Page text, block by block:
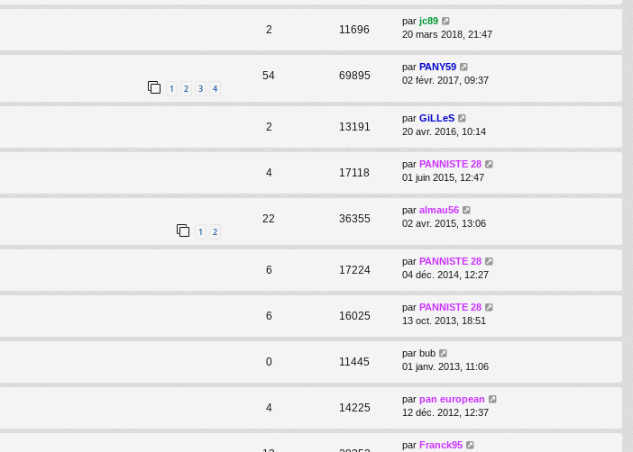
2 11696
par jc89
20 mars 2018, 21:47
1 2 3 4
54 69895
par PANY59
02 févr. 2017, 09:37
2 13191
par GiLLeS
20 avr. 2016, 10:14
4 17118
par PANNISTE 28
01 juin 2015, 12:47
1 2
22 36355
par almau56
02 avr. 2015, 13:06
6 17224
par PANNISTE 28
04 déc. 2014, 12:27
6 16025
par PANNISTE 28
13 oct. 2013, 18:51
0 11445
par bub
01 janv. 2013, 11:06
4 14225
par pan european
12 déc. 2012, 12:37
par Franck95